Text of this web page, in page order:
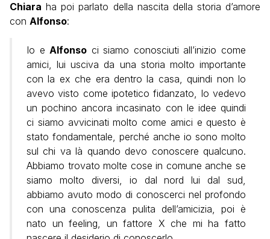
Chiara ha poi parlato della nascita della storia d’amore
con Alfonso:
Io e Alfonso ci siamo conosciuti all’inizio come
amici, lui usciva da una storia molto importante
con la ex che era dentro la casa, quindi non lo
avevo visto come ipotetico fidanzato, lo vedevo
un pochino ancora incasinato con le idee quindi
ci siamo avvicinati molto come amici e questo è
stato fondamentale, perché anche io sono molto
sul chi va là quando devo conoscere qualcuno.
Abbiamo trovato molte cose in comune anche se
siamo molto diversi, io dal nord lui dal sud,
abbiamo avuto modo di conoscerci nel profondo
con una conoscenza pulita dell’amicizia, poi è
nato un feeling, un fattore X che mi ha fatto